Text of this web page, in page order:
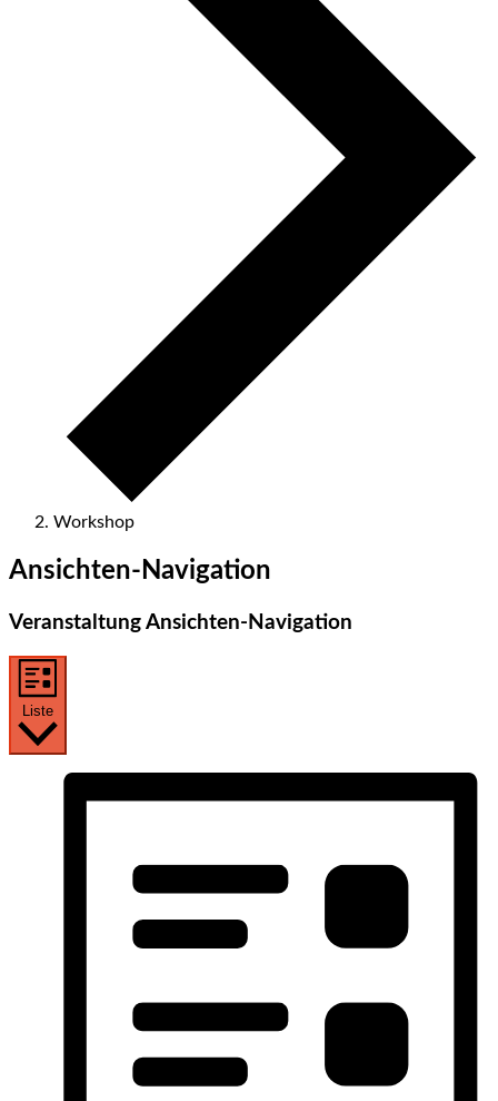
Workshop
Veranstaltungen
Ansichten-Navigation
Veranstaltung Ansichten-Navigation
Liste